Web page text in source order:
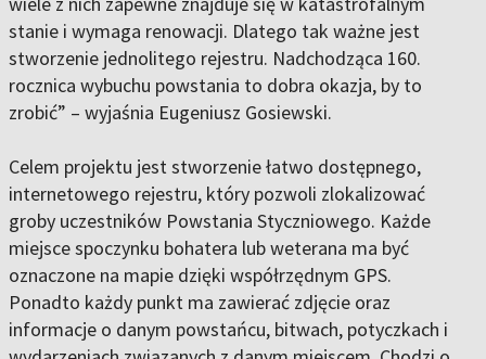
stanie i wymaga renowacji. Dlatego tak ważne jest
stworzenie jednolitego rejestru. Nadchodząca 160.
rocznica wybuchu powstania to dobra okazja, by to
zrobić” – wyjaśnia Eugeniusz Gosiewski.
Celem projektu jest stworzenie łatwo dostępnego,
internetowego rejestru, który pozwoli zlokalizować
groby uczestników Powstania Styczniowego. Każde
miejsce spoczynku bohatera lub weterana ma być
oznaczone na mapie dzięki współrzędnym GPS.
Ponadto każdy punkt ma zawierać zdjęcie oraz
informacje o danym powstańcu, bitwach, potyczkach i